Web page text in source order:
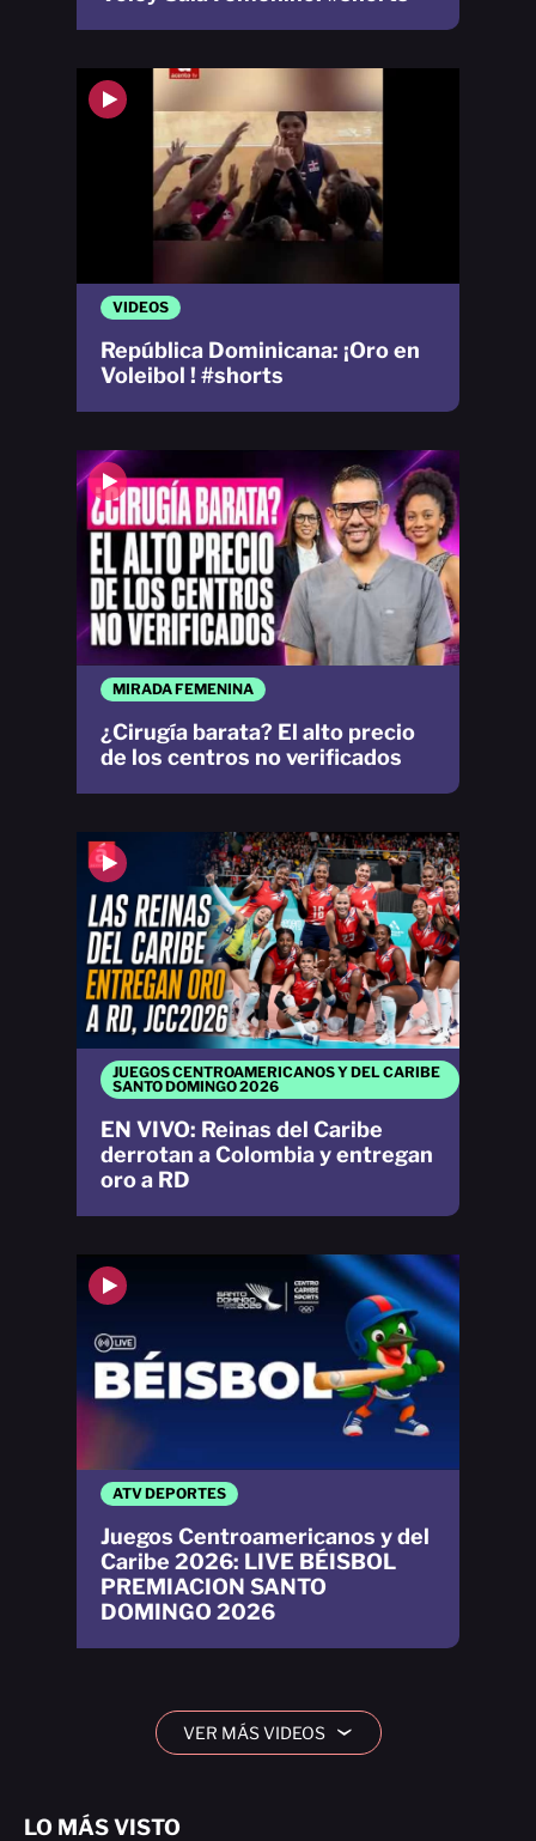
LO MÁS VISTO
VIDEOS
República Dominicana: ¡Oro en
Voleibol ! #shorts
ATV DEPORTES
Juegos Centroamericanos y del
Caribe 2026: LIVE BÉISBOL
PREMIACION SANTO
DOMINGO 2026
JUEGOS CENTROAMERICANOS Y DEL CARIBE
SANTO DOMINGO 2026
EN VIVO: Reinas del Caribe
derrotan a Colombia y entregan
oro a RD
MIRADA FEMENINA
¿Cirugía barata? El alto precio
de los centros no verificados
VER MÁS VIDEOS ›